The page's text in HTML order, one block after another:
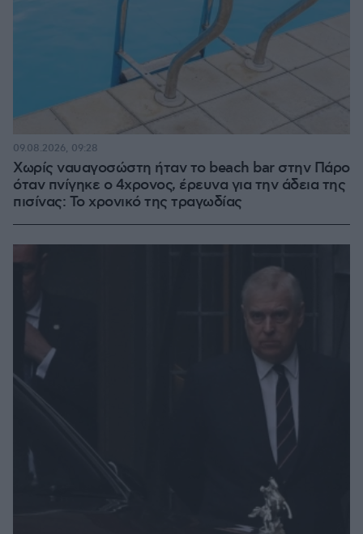
Χωρίς ναυαγοσώστη ήταν το beach bar στην Πάρο
όταν πνίγηκε ο 4χρονος, έρευνα για την άδεια της
πισίνας: Το χρονικό της τραγωδίας
09.08.2026, 09:28